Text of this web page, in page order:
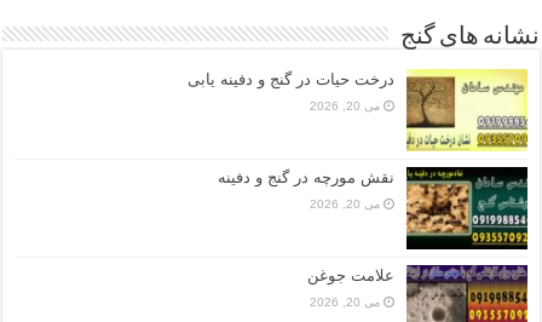
نشانه های گنج
درخت حیات در گنج و دفینه یابی
می 20, 2026
نقش مورچه در گنج و دفینه
می 20, 2026
علامت جوغن
می 20, 2026